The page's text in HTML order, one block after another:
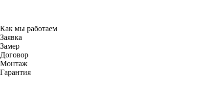
Как мы работаем
Заявка
Замер
Договор
Монтаж
Гарантия